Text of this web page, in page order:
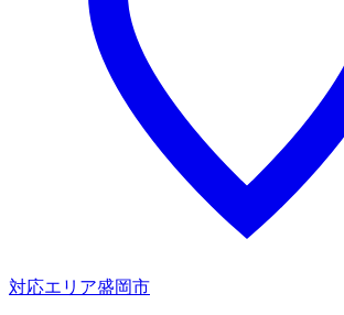
対応エリア盛岡市